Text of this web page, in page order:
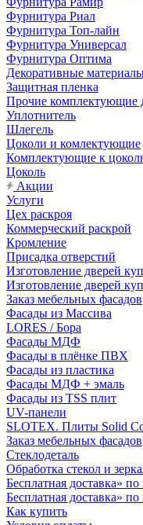
Фурнитура Риал
Фурнитура Топ-лайн
Фурнитура Универсал
Фурнитура Оптима
Декоративные
Защитная пленка
Прочие комплектующие
Уплотнитель
Шлегель
Цоколи и комлектующие
Комплектующие к
Цоколь
Акции
Услуги
Цех раскроя
Коммерческий раскрой
Кромление
Присадка отверстий
Изготовление дверей
Изготовление дверей
Заказ мебельных фасадов
Фасады из Массива
LORES / Бора
Фасады МДФ
Фасады в плёнке ПВХ
Фасады из пластика
Фасады МДФ + эмаль
Фасады из TSS плит
UV-панели
SLOTEX. Плиты Solid
Заказ мебельных фасадов
Стеклодеталь
Обработка стекол и
Бесплатная доставка» по
Бесплатная доставка» по
Как купить